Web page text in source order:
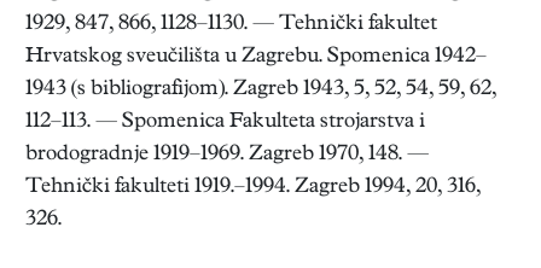
1929, 847, 866, 1128–1130. — Tehnički fakultet
Hrvatskog sveučilišta u Zagrebu. Spomenica 1942–
1943 (s bibliografijom). Zagreb 1943, 5, 52, 54, 59, 62,
112–113. — Spomenica Fakulteta strojarstva i
brodogradnje 1919–1969. Zagreb 1970, 148. —
Tehnički fakulteti 1919.–1994. Zagreb 1994, 20, 316,
326.